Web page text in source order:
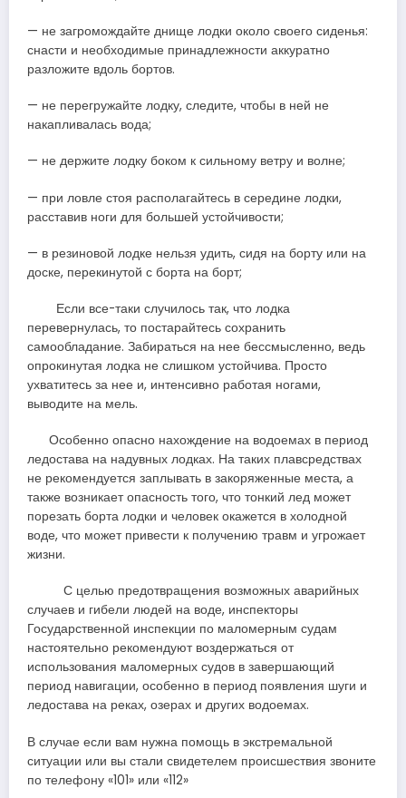
— не загромождайте днище лодки около своего сиденья:
снасти и необходимые принадлежности аккуратно
разложите вдоль бортов.
— не перегружайте лодку, следите, чтобы в ней не
накапливалась вода;
— не держите лодку боком к сильному ветру и волне;
— при ловле стоя располагайтесь в середине лодки,
расставив ноги для большей устойчивости;
— в резиновой лодке нельзя удить, сидя на борту или на
доске, перекинутой с борта на борт;
Если все-таки случилось так, что лодка
перевернулась, то постарайтесь сохранить
самообладание. Забираться на нее бессмысленно, ведь
опрокинутая лодка не слишком устойчива. Просто
ухватитесь за нее и, интенсивно работая ногами,
выводите на мель.
Особенно опасно нахождение на водоемах в период
ледостава на надувных лодках. На таких плавсредствах
не рекомендуется заплывать в закоряженные места, а
также возникает опасность того, что тонкий лед может
порезать борта лодки и человек окажется в холодной
воде, что может привести к получению травм и угрожает
жизни.
С целью предотвращения возможных аварийных
случаев и гибели людей на воде, инспекторы
Государственной инспекции по маломерным судам
настоятельно рекомендуют воздержаться от
использования маломерных судов в завершающий
период навигации, особенно в период появления шуги и
ледостава на реках, озерах и других водоемах.
В случае если вам нужна помощь в экстремальной
ситуации или вы стали свидетелем происшествия звоните
по телефону «101» или «112»